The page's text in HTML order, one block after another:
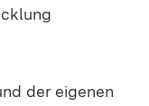
der eigenen